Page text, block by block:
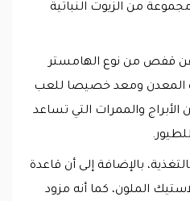
من الزيوت النباتية
عن قفص من نوع الهامستر
المعدن ومعد خصيصا للعب
والممرات التي تساعد
بالإضافة إلى أن قاعدة
الملون، كما أنه مزود